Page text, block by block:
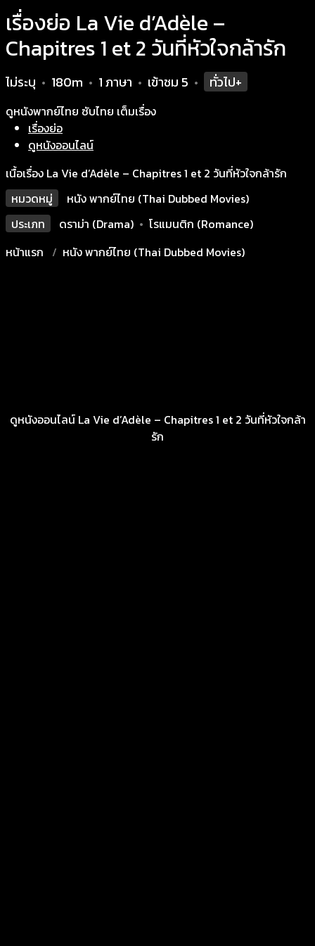
เรื่องย่อ La Vie d’Adèle –
Chapitres 1 et 2 วันที่หัวใจกล้ารัก
ไม่ระบุ • 180m • 1 ภาษา • เข้าชม 5 • ทั่วไป+
ดูหนังพากย์ไทย ซับไทย เต็มเรื่อง
เรื่องย่อ
ดูหนังออนไลน์
เนื้อเรื่อง La Vie d’Adèle – Chapitres 1 et 2 วันที่หัวใจกล้ารัก
หมวดหมู่
หนัง พากย์ไทย (Thai Dubbed Movies)
ประเภท
ดราม่า (Drama) • โรแมนติก (Romance)
หน้าแรก
หนัง พากย์ไทย (Thai Dubbed Movies)
ดูหนังออนไลน์ La Vie d’Adèle – Chapitres 1 et 2 วันที่หัวใจกล้า
รัก